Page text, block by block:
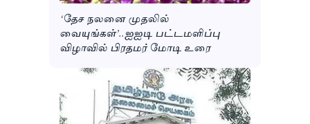
‘தேச நலனை முதலில்
வையுங்கள்’..ஐஐடி பட்டமளிப்பு
விழாவில் பிரதமர் மோடி உரை